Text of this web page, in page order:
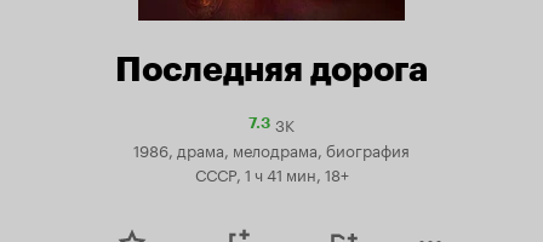
Последняя дорога
7.3Рейтинг
Кинопоиска
7.3
3K
1986, драма, мелодрама, биография
СССР, 1 ч 41 мин, 18+